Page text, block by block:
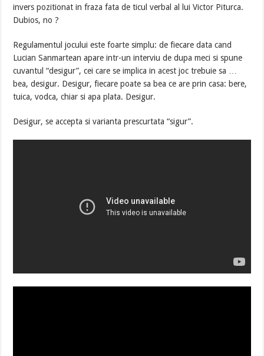
invers pozitionat in fraza fata de ticul verbal al lui Victor Piturca.
Dubios, no ?
Regulamentul jocului este foarte simplu: de fiecare data cand
Lucian Sanmartean apare intr-un interviu de dupa meci si spune
cuvantul “desigur”, cei care se implica in acest joc trebuie sa …
bea, desigur. Desigur, fiecare poate sa bea ce are prin casa: bere,
tuica, vodca, chiar si apa plata. Desigur.
Desigur, se accepta si varianta prescurtata “sigur”.